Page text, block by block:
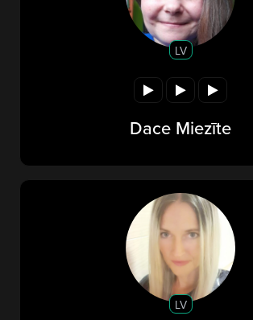
LV
Dace Miezīte
LV